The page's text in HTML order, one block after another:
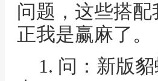
问题，这些搭
正我是赢麻了。
1. 问：新版